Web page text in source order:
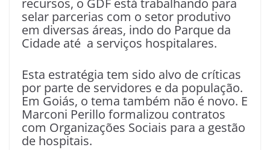
recursos, o GDF está trabalhando para
selar parcerias com o setor produtivo
em diversas áreas, indo do Parque da
Cidade até a serviços hospitalares.
Esta estratégia tem sido alvo de críticas
por parte de servidores e da população.
Em Goiás, o tema também não é novo. E
Marconi Perillo formalizou contratos
com Organizações Sociais para a gestão
de hospitais.